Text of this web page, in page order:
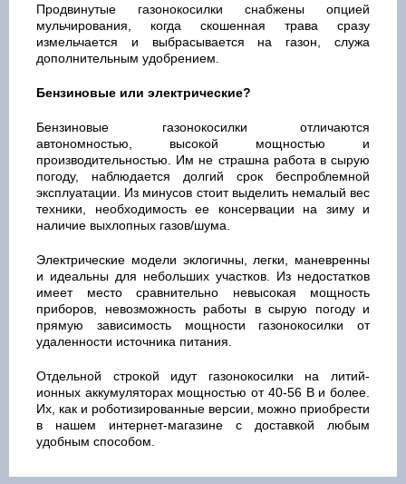
Продвинутые газонокосилки снабжены опцией
мульчирования, когда скошенная трава сразу
измельчается и выбрасывается на газон, служа
дополнительным удобрением.
Бензиновые или электрические?
Бензиновые газонокосилки отличаются
автономностью, высокой мощностью и
производительностью. Им не страшна работа в сырую
погоду, наблюдается долгий срок беспроблемной
эксплуатации. Из минусов стоит выделить немалый вес
техники, необходимость ее консервации на зиму и
наличие выхлопных газов/шума.
Электрические модели эклогичны, легки, маневренны
и идеальны для небольших участков. Из недостатков
имеет место сравнительно невысокая мощность
приборов, невозможность работы в сырую погоду и
прямую зависимость мощности газонокосилки от
удаленности источника питания.
Отдельной строкой идут газонокосилки на литий-
ионных аккумуляторах мощностью от 40-56 В и более.
Их, как и роботизированные версии, можно приобрести
в нашем интернет-магазине с доставкой любым
удобным способом.